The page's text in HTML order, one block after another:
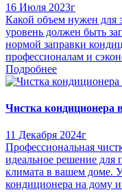
16 Июля 2023г
Какой объем нужен для
уровень должен быть
нормой заправки
профессионалам и
Подробнее
Чистка кондиционера
11 Декабря 2024г
Профессиональная
идеальное решение для
климата в вашем доме.
кондиционера на дому и